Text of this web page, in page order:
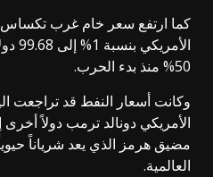
كما ارتفع سعر خام غرب تكساس
50% منذ بدء الحرب.
وكانت أسعار النفط قد تراجعت
الأمريكي دونالد ترمب دولاً
مضيق هرمز الذي يعد شرياناً
العالمية.